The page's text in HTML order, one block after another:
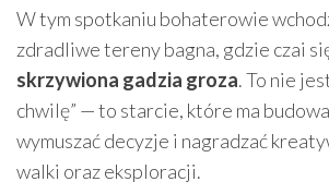
W tym spotkaniu bohaterowie
zdradliwe tereny bagna, gdzie czai
skrzywiona gadzia groza. To nie
chwilę” — to starcie, które ma
wymuszać decyzje i nagradzać
walki oraz eksploracji.